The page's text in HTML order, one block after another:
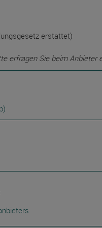
erstattet)
erfragen Sie beim Anbieter